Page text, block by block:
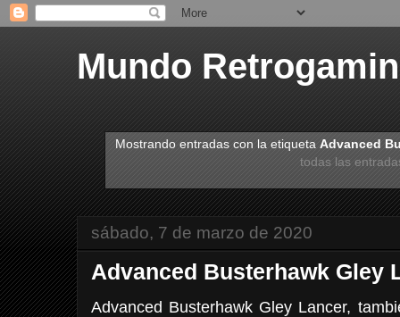
Mundo
Mostrando entradas con la etiquetaAdvanced
todas las
sábado, 7 de marzo de 2020
Advanced Busterhawk Gley
Advanced Busterhawk Gley Lancer,